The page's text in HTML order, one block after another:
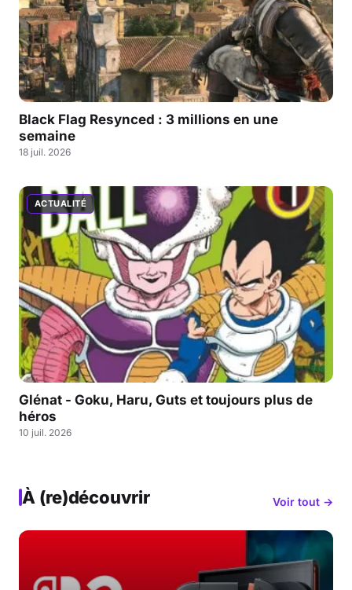
Black Flag Resynced : 3 millions en une
semaine
18 juil. 2026
ACTUALITÉ
Glénat - Goku, Haru, Guts et toujours plus de
héros
10 juil. 2026
À (re)découvrir Voir tout →